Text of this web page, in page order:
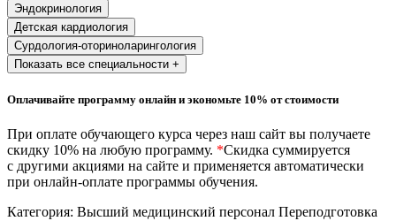
Техника и технологии строительства
Ядерная энергетика и технологии
Культура и спорт
Физкультура и спорт
Сервис и туризм
Эндокринология
Детская кардиология
Сурдология-оториноларингология
Показать все специальности +
Оплачивайте программу онлайн и экономьте 10% от стоимости
При оплате обучающего курса через наш сайт вы получаете
скидку 10% на любую программу. *Скидка суммируется
с другими акциями на сайте и применяется автоматически
при онлайн-оплате программы обучения.
Категория: Высший медицинский персонал Переподготовка